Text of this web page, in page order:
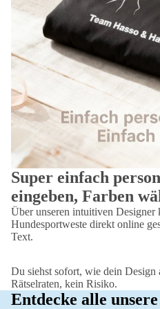
Super einfach
eingeben, Farben
Über unseren intuitiven Designer
Hundesportweste direkt online
Text.
Du siehst sofort, wie dein Design
Rätselraten, kein Risiko.
Entdecke alle